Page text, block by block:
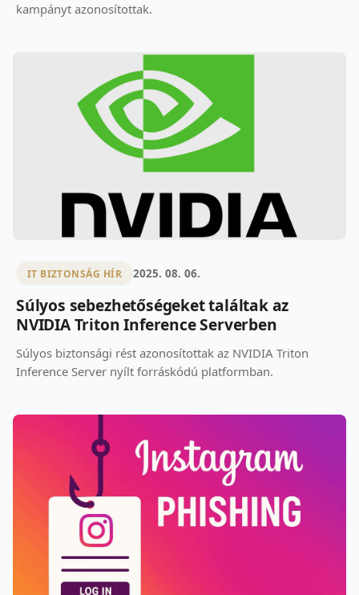
kampányt azonosítottak.
IT BIZTONSÁG HÍR 2025. 08. 06.
Súlyos sebezhetőségeket találtak az
NVIDIA Triton Inference Serverben
Súlyos biztonsági rést azonosítottak az NVIDIA Triton
Inference Server nyílt forráskódú platformban.